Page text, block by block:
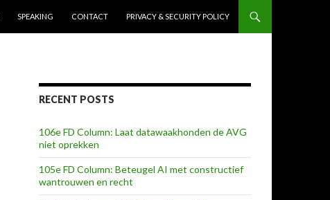
SPEAKING CONTACT PRIVACY & SECURITY POLICY
RECENT POSTS
106e FD Column: Laat datawaakhonden de AVG
niet oprekken
105e FD Column: Beteugel AI met constructief
wantrouwen en recht